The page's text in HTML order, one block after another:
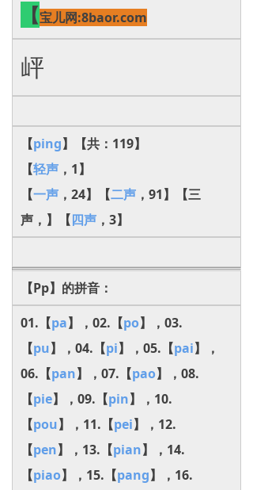
【宝儿网:8baor.com
岼
【ping】【共：119】
【轻声 ，1】
【一声 ，24】【二声 ，91】【三
声，】【四声 ，3】
【Pp】的拼音：
01.【pa】，02.【po】，03.
【pu】，04.【pi】，05.【pai】，
06.【pan】，07.【pao】，08.
【pie】，09.【pin】，10.
【pou】，11.【pei】，12.
【pen】，13.【pian】，14.
【piao】，15.【pang】，16.